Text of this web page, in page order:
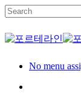
Skip
to
main
content
Close
Menu
No menu